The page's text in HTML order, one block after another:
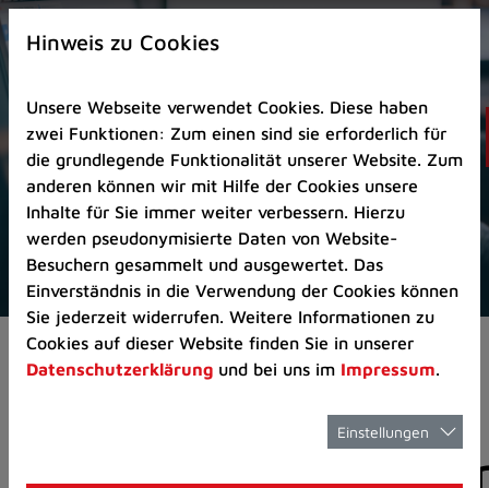
Zur
Startseite
Zum
Seitenanfang
springen
(Schnelltaste
A)
Zur
Navigation/Menü
springen
(Schnelltaste
M)
Zur
8)
Pressemeldungen
Hinweis zu Cookies
Unsere Webseite verwendet Cookies. Diese haben
zwei Funktionen: Zum einen sind sie erforderlich für
die grundlegende Funktionalität unserer Website. Zum
anderen können wir mit Hilfe der Cookies unsere
Inhalte für Sie immer weiter verbessern. Hierzu
werden pseudonymisierte Daten von Website-
Besuchern gesammelt und ausgewertet. Das
Einverständnis in die Verwendung der Cookies können
Sie jederzeit widerrufen. Weitere Informationen zu
Cookies auf dieser Website finden Sie in unserer
Datenschutzerklärung und bei uns im Impressum.
Einstellungen